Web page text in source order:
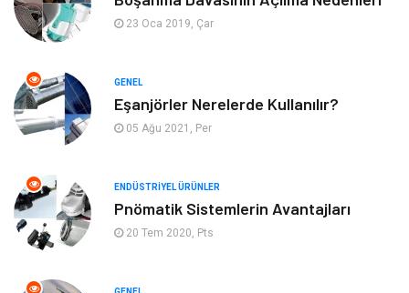
Emlak Maden ve Metal
Mobilya Hizmet
Endüstriyel Ürünler
Aksesuar Bahçe Ev
Ambalaj
Markalar
23 Oca 2019, Çar
GENEL
Eşanjörler Nerelerde Kullanılır?
05 Ağu 2021, Per
ENDÜSTRIYEL ÜRÜNLER
Pnömatik Sistemlerin Avantajları
20 Tem 2020, Pts